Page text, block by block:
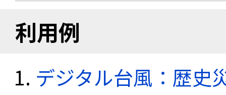
利用例
デジタル台風：歴史